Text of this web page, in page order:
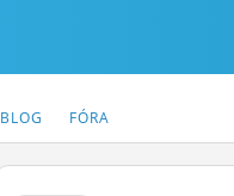
BLOG FÓRA